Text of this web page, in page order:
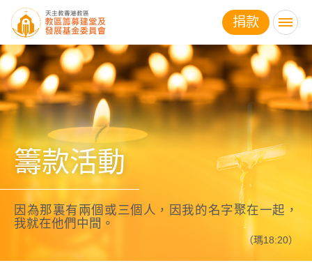
內
容
捐款
籌款活動
因為那裏有兩個或三個人，因我的名字聚在一起，
我就在他們中間。
（瑪18:20）